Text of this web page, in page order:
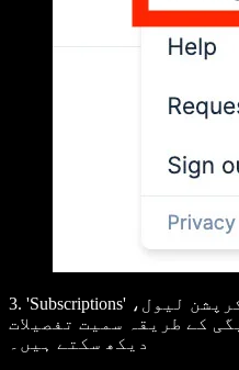
3. 'Subscriptions' میں جائیں، جہاں آپ سبسکرپشن لیول،
کے طریقہ سمیت تفصیلات
دیکھ سکتے ہیں۔